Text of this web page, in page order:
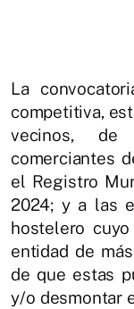
La
competitiva,
vecinos,
comerciantes
el Registro
2024; y a las
hostelero
entidad de
de que estas
y/o desmontar